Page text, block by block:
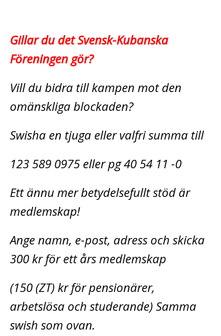
Gillar du det Svensk-Kubanska
Föreningen gör?
Vill du bidra till kampen mot den
omänskliga blockaden?
Swisha en tjuga eller valfri summa till
123 589 0975 eller pg 40 54 11 -0
Ett ännu mer betydelsefullt stöd är
medlemskap!
Ange namn, e-post, adress och skicka
300 kr för ett års medlemskap
(150 (ZT) kr för pensionärer,
arbetslösa och studerande) Samma
swish som ovan.